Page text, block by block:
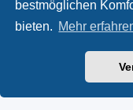
bestmöglichen
bieten. Mehr